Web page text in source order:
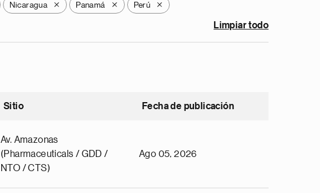
Nicaragua X Panamá X Perú X
Limpiar todo
Sitio Fecha de publicación
Av. Amazonas
(Pharmaceuticals / GDD /
NTO / CTS)
Ago 05, 2026